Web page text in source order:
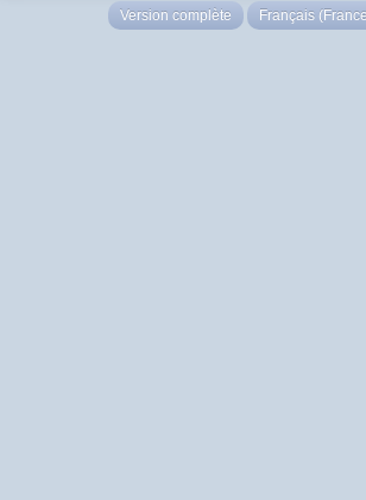
Version complète Français